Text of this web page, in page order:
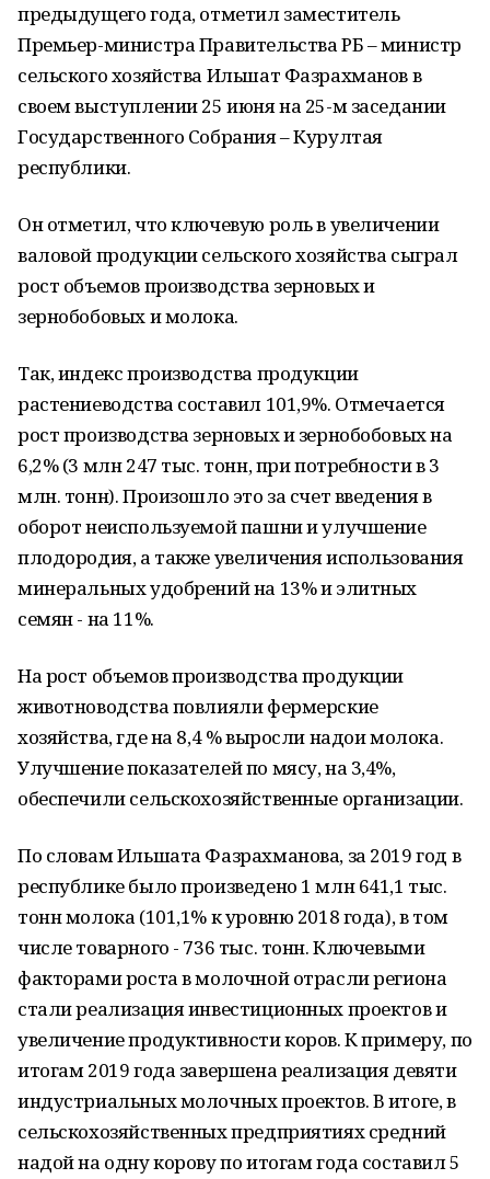
предыдущего года, отметил заместитель
Премьер-министра Правительства РБ – министр
сельского хозяйства Ильшат Фазрахманов в
своем выступлении 25 июня на 25-м заседании
Государственного Собрания – Курултая
республики.
Он отметил, что ключевую роль в увеличении
валовой продукции сельского хозяйства сыграл
рост объемов производства зерновых и
зернобобовых и молока.
Так, индекс производства продукции
растениеводства составил 101,9%. Отмечается
рост производства зерновых и зернобобовых на
6,2% (3 млн 247 тыс. тонн, при потребности в 3
млн. тонн). Произошло это за счет введения в
оборот неиспользуемой пашни и улучшение
плодородия, а также увеличения использования
минеральных удобрений на 13% и элитных
семян - на 11%.
На рост объемов производства продукции
животноводства повлияли фермерские
хозяйства, где на 8,4 % выросли надои молока.
Улучшение показателей по мясу, на 3,4%,
обеспечили сельскохозяйственные организации.
По словам Ильшата Фазрахманова, за 2019 год в
республике было произведено 1 млн 641,1 тыс.
тонн молока (101,1% к уровню 2018 года), в том
числе товарного - 736 тыс. тонн. Ключевыми
факторами роста в молочной отрасли региона
стали реализация инвестиционных проектов и
увеличение продуктивности коров. К примеру, по
итогам 2019 года завершена реализация девяти
индустриальных молочных проектов. В итоге, в
сельскохозяйственных предприятиях средний
надой на одну корову по итогам года составил 5